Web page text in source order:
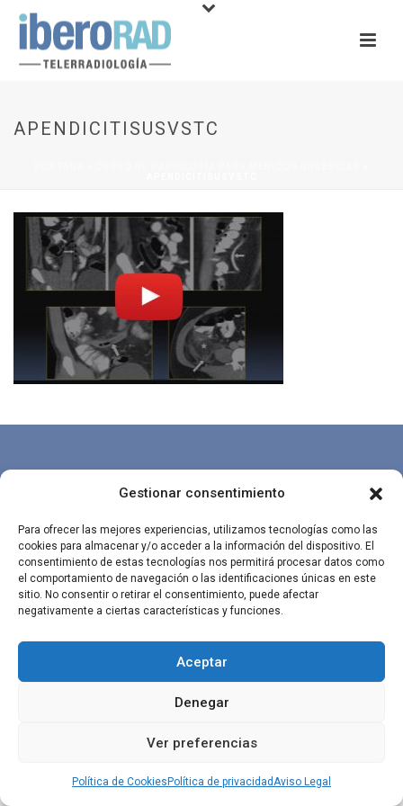
Gestionar consentimiento
Para ofrecer las mejores experiencias, utilizamos tecnologías como las
cookies para almacenar y/o acceder a la información del dispositivo. El
consentimiento de estas tecnologías nos permitirá procesar datos como
el comportamiento de navegación o las identificaciones únicas en este
sitio. No consentir o retirar el consentimiento, puede afectar
negativamente a ciertas características y funciones.
Aceptar
Denegar
Ver preferencias
Política de Cookies Política de privacidadAviso Legal
APENDICITISUSVSTC
Diseñado porFactoryfy |Aviso Legal|Política de Cookies|Política
privacidad